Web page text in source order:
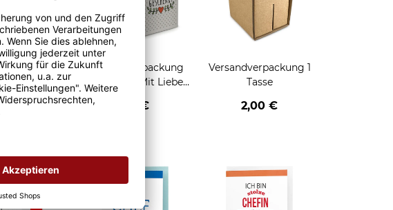
1
Fenster
€
Geschenkverpackung
für Tassen - Mit Liebe
geschenkt
2,95 €
Versandverpackung 1
Tasse
2,00 €
zum Verschenken